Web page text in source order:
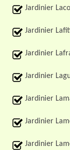
Jardinier
Jardinier
Jardinier
Jardinier
Jardinier
Jardinier
Jardinier